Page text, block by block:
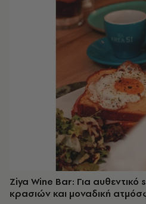
Ziya Wine Bar: Για αυθεντικό
κρασιών και μοναδική